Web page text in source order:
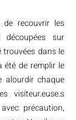
de recouvrir les
sur
trouvées dans le
été de remplir le
alourdir chaque
visiteur.euse.s
précaution,